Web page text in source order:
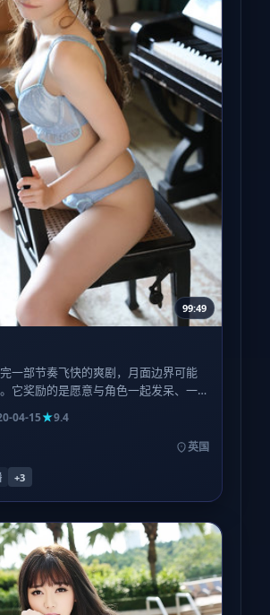
99:49
一部节奏飞快的爽剧，月面边界可能
它奖励的是愿意与角色一起发呆、一
无解里多待五分钟的观众。
04-15
9.4
英国
+3